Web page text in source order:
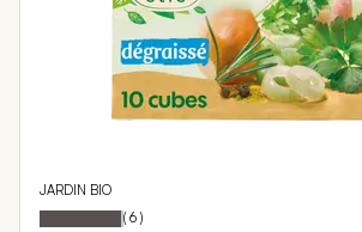
JARDIN BIO
Notation: 97
% of
( 6 )